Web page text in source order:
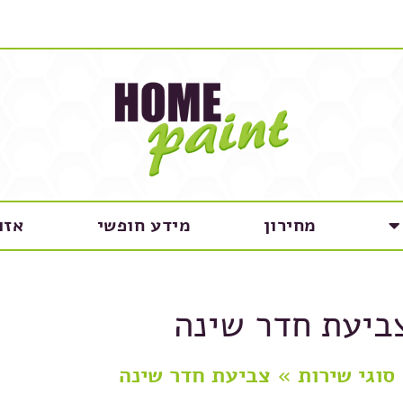
מחירון מידע חופשי
חדר שינה
סוגי שירות » צביעת חדר שינה